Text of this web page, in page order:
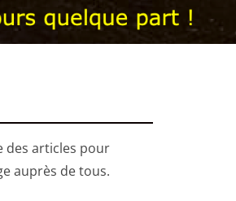
des articles pour
auprès de tous.